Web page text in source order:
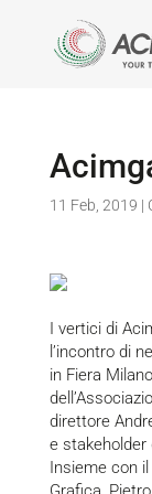
11 Feb, 2019 |
I vertici di
l’incontro di
in Fiera
direttore
e
Insieme con